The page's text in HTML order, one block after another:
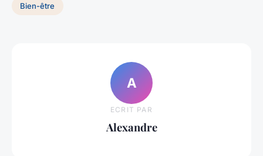
Bien-être
A
ECRIT PAR
Alexandre